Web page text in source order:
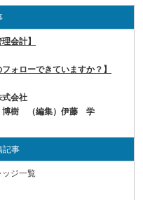
会計】
ォローできていますか？】
会社
樹 （編集） 伊藤 学
記事
ジ一覧